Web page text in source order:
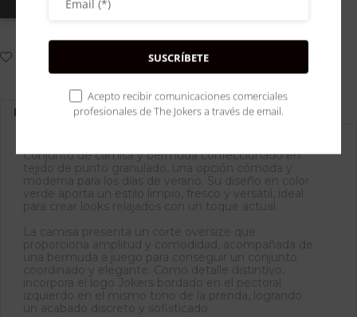
Description
Conjunto de camisa y bermuda confeccionado en
tejido de punto granulado, una opción cómoda y
moderna para los días de verano. Su diseño en color
verde aporta un estilo limpio, fresco y versátil, ideal
para crear looks relajados con un toque actual.
La camisa presenta un corte oversize que
proporciona amplitud y comodidad, acompañada de
una bermuda a juego para conseguir un conjunto
coordinado y elegante. Como detalle distintivo,
incorpora el logo Jokers bordado en el pectoral
izquierdo en el mismo tono de la prenda, logrando
un acabado discreto y sofisticado.
SUSCRÍBETE
Acepto recibir comunicaciones comerciales
profesionales de The Jokers a través de email.